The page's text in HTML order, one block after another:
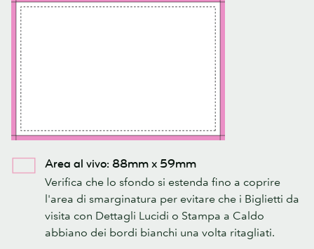
Area al vivo: 88mm x 59mm
Verifica che lo sfondo si estenda fino a coprire
l'area di smarginatura per evitare che i Biglietti da
visita con Dettagli Lucidi o Stampa a Caldo
abbiano dei bordi bianchi una volta ritagliati.